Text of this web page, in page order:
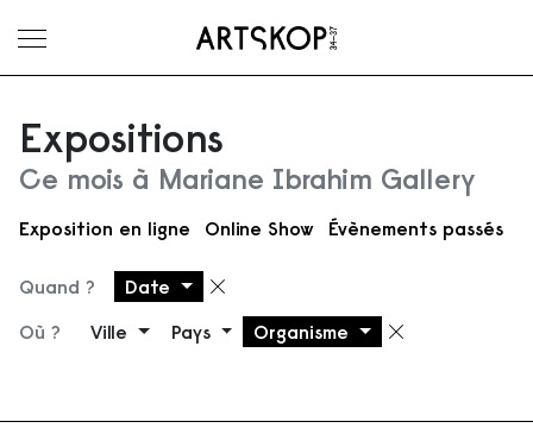
Ouvrir le menu
Expositions
Ce mois à Mariane Ibrahim Gallery
Exposition en ligne Online Show Évènements passés
Quand ? Date Supprimer le filtre
Où ? Ville Pays Organisme